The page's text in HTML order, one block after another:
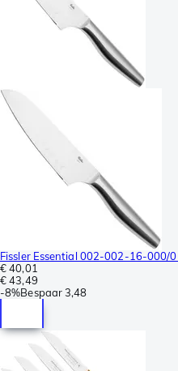
Fissler Essential 002-002-16-000/
€ 40,01
€ 43,49
-8%Bespaar3,48